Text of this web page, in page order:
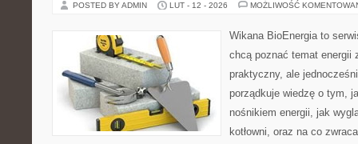
POSTED BY ADMIN LUT - 12 - 2026 MOŻLIWOŚĆ
Wikana BioEnergia to
chcą poznać temat energii
praktyczny, ale
porządkuje wiedzę o tym,
nośnikiem energii, jak
kotłowni, oraz na co